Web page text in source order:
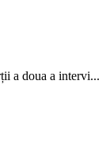
a doua a intervi...